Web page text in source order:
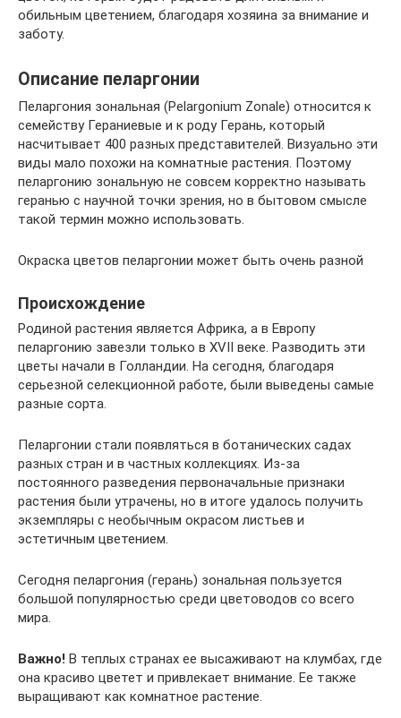
обильным цветением, благодаря хозяина за внимание и
заботу.
Описание пеларгонии
Пеларгония зональная (Pelargonium Zonale) относится к
семейству Гераниевые и к роду Герань, который
насчитывает 400 разных представителей. Визуально эти
виды мало похожи на комнатные растения. Поэтому
пеларгонию зональную не совсем корректно называть
геранью с научной точки зрения, но в бытовом смысле
такой термин можно использовать.
Окраска цветов пеларгонии может быть очень разной
Происхождение
Родиной растения является Африка, а в Европу
пеларгонию завезли только в XVII веке. Разводить эти
цветы начали в Голландии. На сегодня, благодаря
серьезной селекционной работе, были выведены самые
разные сорта.
Пеларгонии стали появляться в ботанических садах
разных стран и в частных коллекциях. Из-за
постоянного разведения первоначальные признаки
растения были утрачены, но в итоге удалось получить
экземпляры с необычным окрасом листьев и
эстетичным цветением.
Сегодня пеларгония (герань) зональная пользуется
большой популярностью среди цветоводов со всего
мира.
Важно! В теплых странах ее высаживают на клумбах, где
она красиво цветет и привлекает внимание. Ее также
выращивают как комнатное растение.